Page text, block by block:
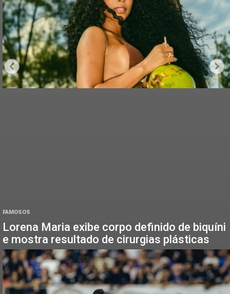
FAMOSOS
Lorena Maria exibe corpo definido de biquíni
e mostra resultado de cirurgias plásticas